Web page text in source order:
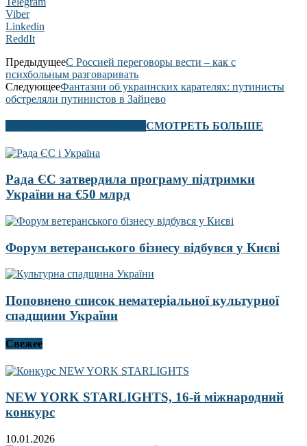
Viber
Linkedin
ReddIt
ПредыдущееС Россией переговоры вести – как с
психбольным разговаривать
СледующееФантазии об украинских карателях: путинисты
обстреляли путинистов в Зайцево
СМОТРЕТЬ БОЛЬШЕ
Рада ЄС затвердила програму підтримки
України на €50 млрд
Форум ветеранського бізнесу відбувся у Києві
Поповнено список нематеріальної культурної
спадщини України
Свежее
NEW YORK STARLIGHTS, 16-й міжнародний
конкурс
10.01.2026